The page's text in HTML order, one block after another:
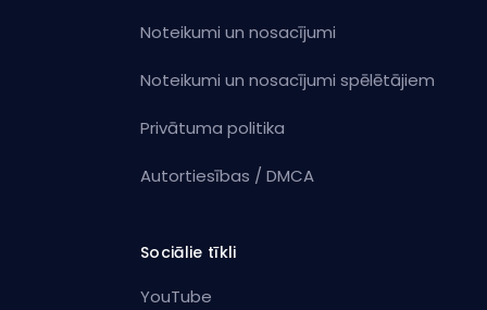
Noteikumi un nosacījumi
Noteikumi un nosacījumi spēlētājiem
Privātuma politika
Autortiesības / DMCA
Sociālie tīkli
YouTube